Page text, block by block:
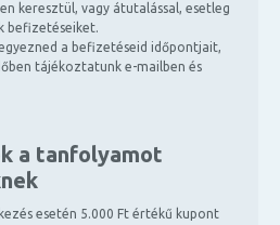
keresztül, vagy átutalással, esetleg
befizetéseiket.
a befizetéseid időpontjait,
tájékoztatunk e-mailben és
a tanfolyamot
esetén 5.000 Ft értékű kupont